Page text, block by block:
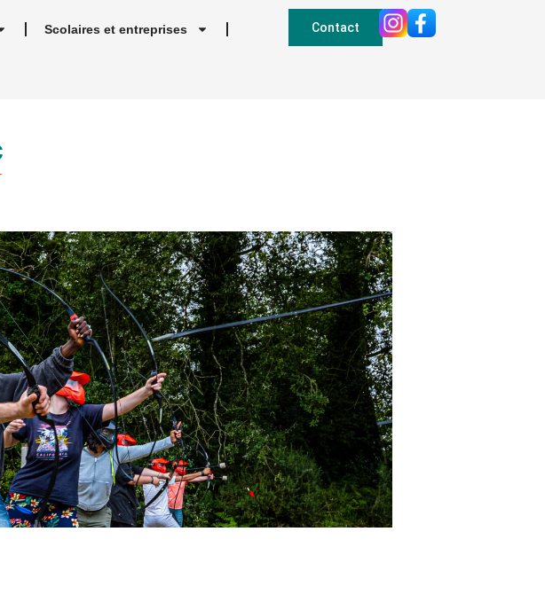
Scolaires et entreprises Contact